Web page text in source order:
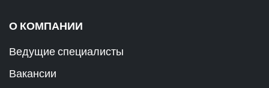
О КОМПАНИИ
Ведущие специалисты
Вакансии